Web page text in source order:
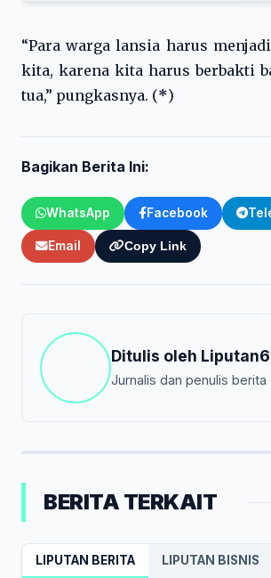
“Para warga lansia harus
kita, karena kita harus berbakti
tua,” pungkasnya. (*)
Bagikan Berita Ini:
WhatsApp Facebook
Email Copy Link
Ditulis oleh
Jurnalis dan penulis berita
BERITA TERKAIT
LIPUTAN BERITA LIPUTAN BISNIS